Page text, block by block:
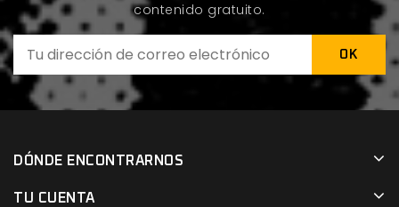
contenido gratuito.
DÓNDE ENCONTRARNOS
TU CUENTA